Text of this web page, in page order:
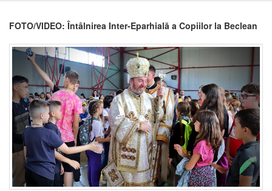
FOTO/VIDEO: Întâlnirea Inter-Eparhială a Copiilor la Beclean